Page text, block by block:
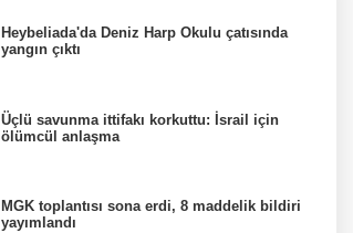
Heybeliada'da Deniz Harp Okulu çatısında
yangın çıktı
Üçlü savunma ittifakı korkuttu: İsrail için
ölümcül anlaşma
MGK toplantısı sona erdi, 8 maddelik bildiri
yayımlandı